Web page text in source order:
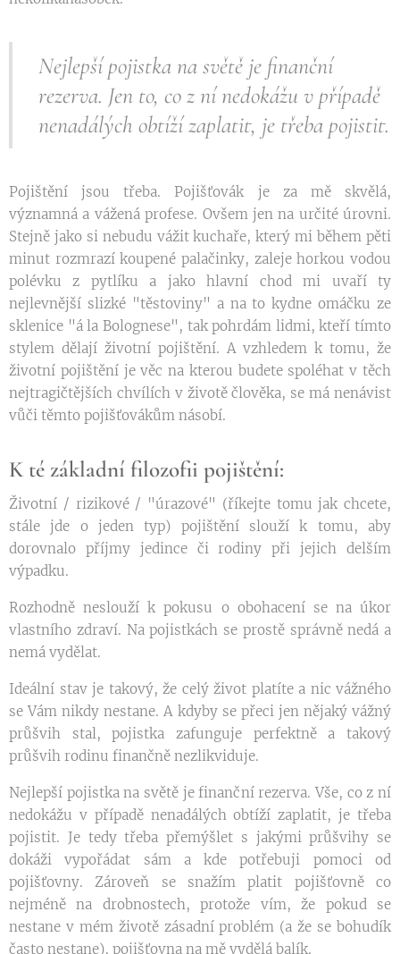
Nejlepší pojistka na světě je finanční
rezerva. Jen to, co z ní nedokážu v případě
nenadálých obtíží zaplatit, je třeba pojistit.
Pojištění jsou třeba. Pojišťovák je za mě skvělá,
významná a vážená profese. Ovšem jen na určité úrovni.
Stejně jako si nebudu vážit kuchaře, který mi během pěti
minut rozmrazí koupené palačinky, zaleje horkou vodou
polévku z pytlíku a jako hlavní chod mi uvaří ty
nejlevnější slizké "těstoviny" a na to kydne omáčku ze
sklenice "á la Bolognese", tak pohrdám lidmi, kteří tímto
stylem dělají životní pojištění. A vzhledem k tomu, že
životní pojištění je věc na kterou budete spoléhat v těch
nejtragičtějších chvílích v životě člověka, se má nenávist
vůči těmto pojišťovákům násobí.
K té základní filozofii pojištění:
Životní / rizikové / "úrazové" (říkejte tomu jak chcete,
stále jde o jeden typ) pojištění slouží k tomu, aby
dorovnalo příjmy jedince či rodiny při jejich delším
výpadku.
Rozhodně neslouží k pokusu o obohacení se na úkor
vlastního zdraví. Na pojistkách se prostě správně nedá a
nemá vydělat.
Ideální stav je takový, že celý život platíte a nic vážného
se Vám nikdy nestane. A kdyby se přeci jen nějaký vážný
průšvih stal, pojistka zafunguje perfektně a takový
průšvih rodinu finančně nezlikviduje.
Nejlepší pojistka na světě je finanční rezerva. Vše, co z ní
nedokážu v případě nenadálých obtíží zaplatit, je třeba
pojistit. Je tedy třeba přemýšlet s jakými průšvihy se
dokáži vypořádat sám a kde potřebuji pomoci od
pojišťovny. Zároveň se snažím platit pojišťovně co
nejméně na drobnostech, protože vím, že pokud se
nestane v mém životě zásadní problém (a že se bohudík
často nestane), pojišťovna na mě vydělá balík.